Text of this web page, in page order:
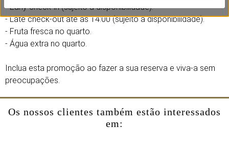
- Early check-in (sujeito a disponibilidade).
- Late check-out até às 14:00 (sujeito a disponibilidade).
- Fruta fresca no quarto.
- Água extra no quarto.
Inclua esta promoção ao fazer a sua reserva e viva-a sem
preocupações.
Os nossos clientes também estão interessados
em: